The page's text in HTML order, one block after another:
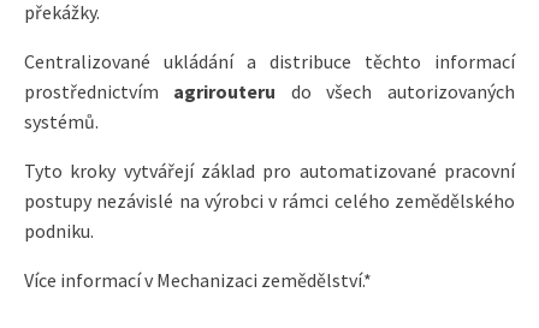
překážky.
Centralizované ukládání a distribuce těchto informací
prostřednictvím agrirouteru do všech autorizovaných
systémů.
Tyto kroky vytvářejí základ pro automatizované pracovní
postupy nezávislé na výrobci v rámci celého zemědělského
podniku.
Více informací v Mechanizaci zemědělství.*